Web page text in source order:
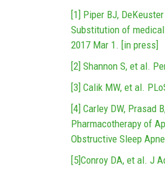
[1] Piper BJ,
Substitution of
2017 Mar 1. [in press]
[2] Shannon S, et al.
[3] Calik MW, et al.
[4] Carley DW, Prasad
Pharmacotherapy of
Obstructive Sleep
[5]Conroy DA, et al. J